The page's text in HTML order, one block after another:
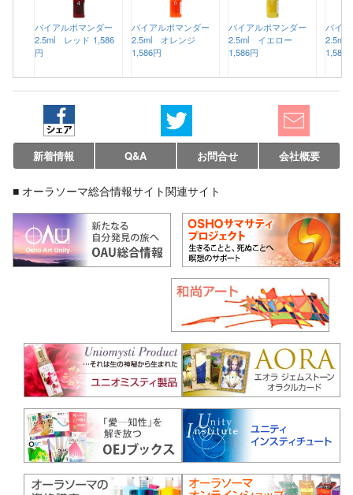
バイアルポマンダー
2.5ml レッド 1,586
円
バイアルポマンダー
2.5ml オレンジ
1,586円
バイアルポマンダー
2.5ml イエロー
1,586円
バイ
2.5ml
1,586
新着情報 Q&A お問合せ 会社概要
■ オーラソーマ総合情報サイト関連サイト